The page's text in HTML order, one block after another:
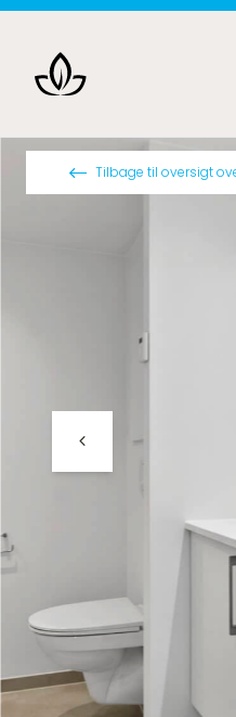
Spring til indhold
Tilbage til oversigt